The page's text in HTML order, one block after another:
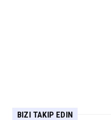
BIZI TAKIP EDIN